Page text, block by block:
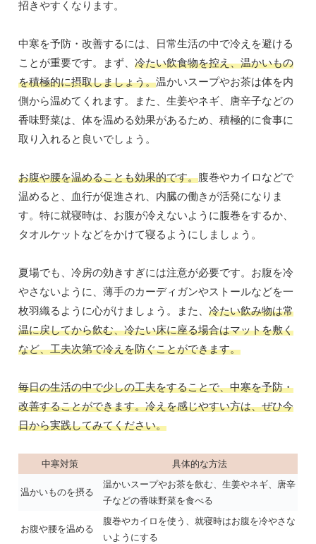
招きやすくなります。
中寒を予防・改善するには、日常生活の中で冷えを避ける
ことが重要です。まず、 冷たい飲食物を控え、温かいもの
を積極的に摂取しましょう。温かいスープやお茶は体を内
側から温めてくれます。また、生姜やネギ、唐辛子などの
香味野菜は、体を温める効果があるため、積極的に食事に
取り入れると良いでしょう。
お腹や腰を温めることも効果的です。腹巻やカイロなどで
温めると、血行が促進され、内臓の働きが活発になりま
す。特に就寝時は、お腹が冷えないように腹巻をするか、
タオルケットなどをかけて寝るようにしましょう。
夏場でも、冷房の効きすぎには注意が必要です。お腹を冷
やさないように、薄手のカーディガンやストールなどを一
枚羽織るように心がけましょう。また、 冷たい飲み物は常
温に戻してから飲む、冷たい床に座る場合はマットを敷く
など、工夫次第で冷えを防ぐことができます。
毎日の生活の中で少しの工夫をすることで、中寒を予防・
改善することができます。冷えを感じやすい方は、ぜひ今
日から実践してみてください。
中寒対策 具体的な方法
温かいものを摂る
温かいスープやお茶を飲む、生姜やネギ、唐辛
子などの香味野菜を食べる
お腹や腰を温める
腹巻やカイロを使う、就寝時はお腹を冷やさな
いようにする